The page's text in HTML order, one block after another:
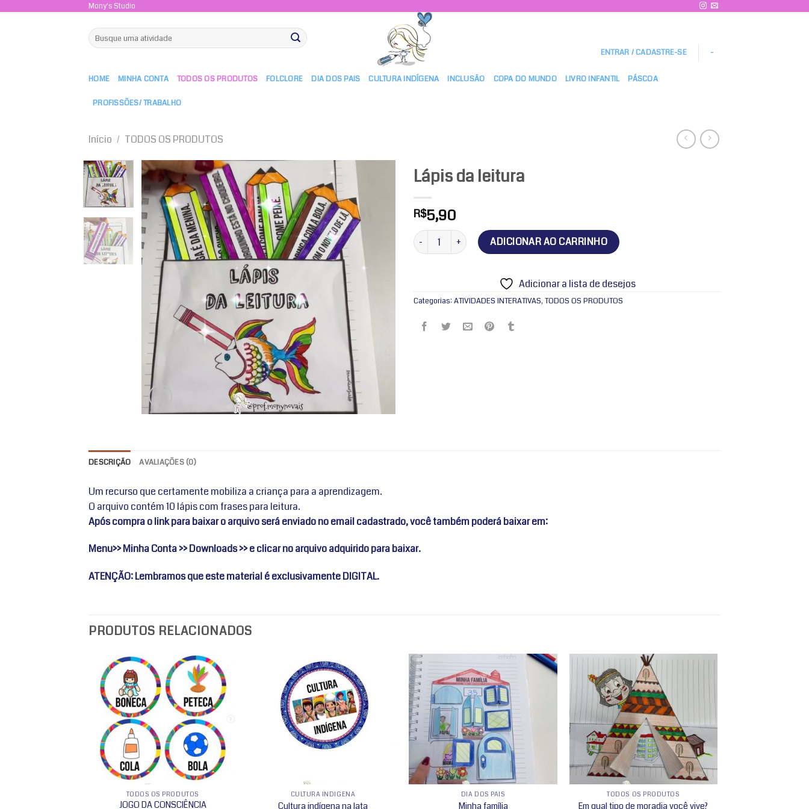
Mony's Studio
Pesquisar
por:
ENTRAR / CADASTRE-SE -
HOME MINHA CONTA TODOS OS PRODUTOS FOLCLORE DIA DOS PAIS CULTURA INDÍGENA INCLUSÃO COPA DO MUNDO LIVRO INFANTIL PÁSCOA
PROFISSÕES/ TRABALHO
Início / TODOS OS PRODUTOS
Adicionar
a lista de
desejos
Lápis da leitura
R$5,90
Lápis da leitura quantidadeADICIONAR AO CARRINHO
Adicionar a lista de desejos
Categorias: ATIVIDADES INTERATIVAS, TODOS OS PRODUTOS
DESCRIÇÃO AVALIAÇÕES (0)
Um recurso que certamente mobiliza a criança para a aprendizagem.
O arquivo contém 10 lápis com frases para leitura.
Após compra o link para baixar o arquivo será enviado no email cadastrado, você também poderá baixar em:
Menu>> Minha Conta >> Downloads >> e clicar no arquivo adquirido para baixar.
ATENÇÃO: Lembramos que este material é exclusivamente DIGITAL.
PRODUTOS RELACIONADOS
Adicionar
a lista de
desejos
TODOS OS PRODUTOS
JOGO DA CONSCIÊNCIA
Adicionar
a lista de
desejos
CULTURA INDÍGENA
Cultura indígena na lata
DIA DOS PAIS
Minha família
desejos
TODOS OS PRODUTOS
Em qual tipo de moradia você vive?